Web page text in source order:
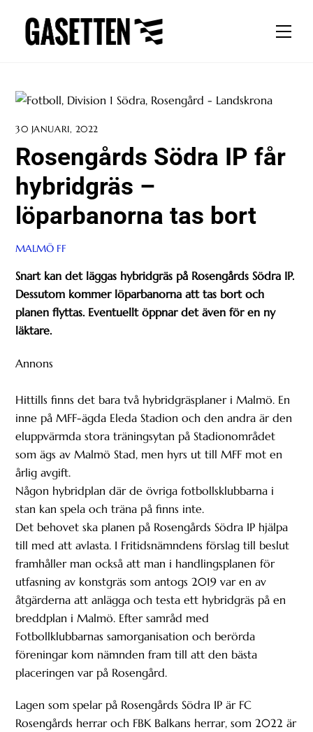
content
30 JANUARI, 2022
Rosengårds Södra IP får
hybridgräs –
löparbanorna tas bort
MALMÖ FF
Snart kan det läggas hybridgräs på Rosengårds Södra IP.
Dessutom kommer löparbanorna att tas bort och
planen flyttas. Eventuellt öppnar det även för en ny
läktare.
Annons
Hittills finns det bara två hybridgräsplaner i Malmö. En
inne på MFF-ägda Eleda Stadion och den andra är den
eluppvärmda stora träningsytan på Stadionområdet
som ägs av Malmö Stad, men hyrs ut till MFF mot en
årlig avgift.
Någon hybridplan där de övriga fotbollsklubbarna i
stan kan spela och träna på finns inte.
Det behovet ska planen på Rosengårds Södra IP hjälpa
till med att avlasta. I Fritidsnämndens förslag till beslut
framhåller man också att man i handlingsplanen för
utfasning av konstgräs som antogs 2019 var en av
åtgärderna att anlägga och testa ett hybridgräs på en
breddplan i Malmö. Efter samråd med
Fotbollklubbarnas samorganisation och berörda
föreningar kom nämnden fram till att den bästa
placeringen var på Rosengård.
Lagen som spelar på Rosengårds Södra IP är FC
Rosengårds herrar och FBK Balkans herrar, som 2022 är